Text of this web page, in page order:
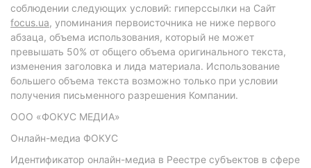
соблюдении следующих условий: гиперссылки на Сайт
focus.ua, упоминания первоисточника не ниже первого
абзаца, объема использования, который не может
превышать 50% от общего объема оригинального текста,
изменения заголовка и лида материала. Использование
большего объема текста возможно только при условии
получения письменного разрешения Компании.
ООО «ФОКУС МЕДИА»
Онлайн-медиа ФОКУС
Идентификатор онлайн-медиа в Реестре субъектов в сфере